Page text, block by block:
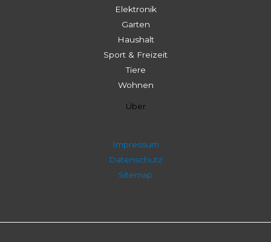
Elektronik
Garten
Haushalt
Sport & Freizeit
Tiere
Wohnen
Über
Impressum
Datenschutz
Sitemap